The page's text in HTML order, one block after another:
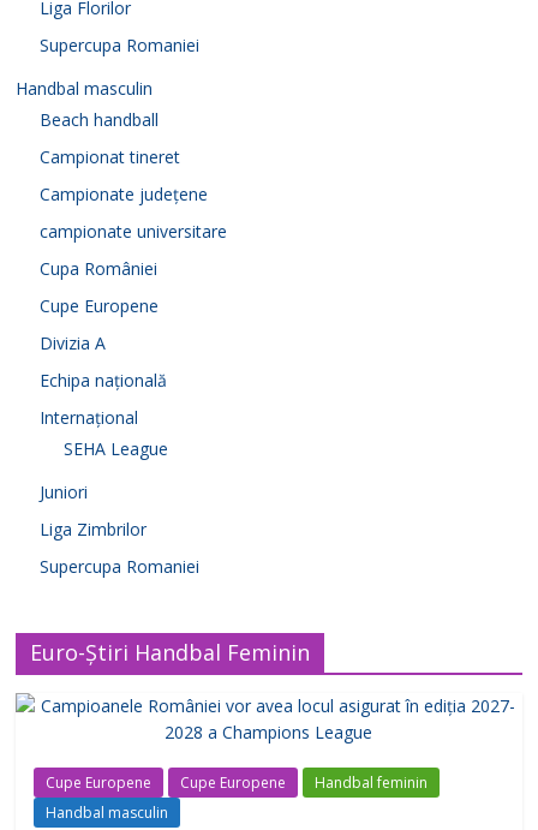
Liga Florilor
Supercupa Romaniei
Handbal masculin
Beach handball
Campionat tineret
Campionate județene
campionate universitare
Cupa României
Cupe Europene
Divizia A
Echipa națională
Internațional
SEHA League
Juniori
Liga Zimbrilor
Supercupa Romaniei
Euro-Știri Handbal Feminin
Cupe Europene Cupe Europene
Handbal feminin
Handbal masculin